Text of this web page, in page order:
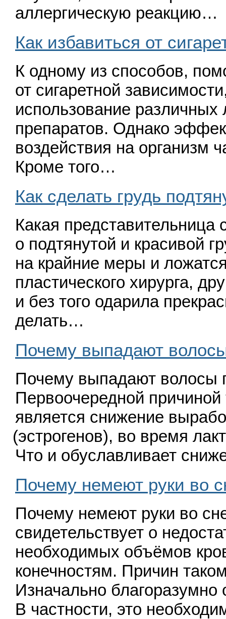
аллергическую реакцию…
Как избавиться от
К одному из способов,
от сигаретной
использование различных
препаратов. Однако
воздействия на организм
Кроме того…
Как сделать грудь
Какая представительница
о подтянутой и красивой
на крайние меры и
пластического хирурга,
и без того одарила
делать…
Почему выпадают
Почему выпадают волосы
Первоочередной причиной
является снижение
(эстрогенов), во время
Что и обуславливает
Почему немеют руки во
Почему немеют руки во
свидетельствует о
необходимых объёмов
конечностям. Причин
Изначально благоразумно
В частности, это